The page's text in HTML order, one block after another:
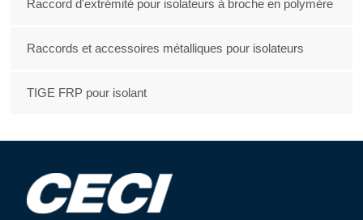
Raccord d'extrémité pour isolateurs à broche en polymère
Raccords et accessoires métalliques pour isolateurs
TIGE FRP pour isolant